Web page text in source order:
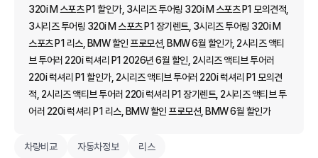
320i M 스포츠 P1 할인가, 3시리즈 투어링 320i M 스포츠 P1 모의견적,
3시리즈 투어링 320i M 스포츠 P1 장기렌트, 3시리즈 투어링 320i M
스포츠 P1 리스, BMW 할인 프로모션, BMW 6월 할인가, 2시리즈 액티
브 투어러 220i 럭셔리 P1 2026년 6월 할인, 2시리즈 액티브 투어러
220i 럭셔리 P1 할인가, 2시리즈 액티브 투어러 220i 럭셔리 P1 모의견
적, 2시리즈 액티브 투어러 220i 럭셔리 P1 장기렌트, 2시리즈 액티브 투
어러 220i 럭셔리 P1 리스, BMW 할인 프로모션, BMW 6월 할인가
차량비교 자동차정보 리스